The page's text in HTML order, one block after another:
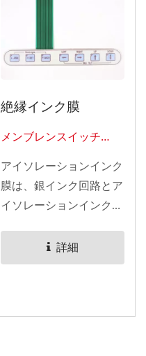
絶縁インク膜
メンブレンスイッチ
アイソレーションインク
膜は、銀インク回路とア
イソレーションインク
います。このスイッチテ
ールは、メスコネクタと
詳細